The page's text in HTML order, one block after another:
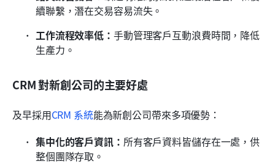
續聯繫，潛在交易容易流失。
工作流程效率低： 手動管理客戶互動浪費時間，降低
生產力。
CRM 對新創公司的主要好處
及早採用CRM 系統能為新創公司帶來多項優勢：
集中化的客戶資訊： 所有客戶資料皆儲存在一處，供
整個團隊存取。